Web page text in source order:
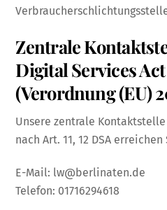
Zentrale
Digital Services
(Verordnung (EU)
Unsere zentrale
nach Art. 11, 12 DSA
E-Mail: lw@berlinaten.de
Telefon: 01716294618